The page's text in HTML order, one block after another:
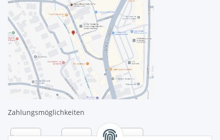
Zahlungsmöglichkeiten